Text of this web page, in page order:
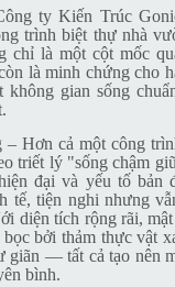
ty Kiến Trúc
trình biệt thự nhà
chỉ là một cột mốc
là minh chứng cho
không gian sống
– Hơn cả một công
triết lý "sống chậm
đại và yếu tố bản
tế, tiện nghi nhưng
diện tích rộng rãi,
bởi thảm thực vật
giãn — tất cả tạo nên
bình.